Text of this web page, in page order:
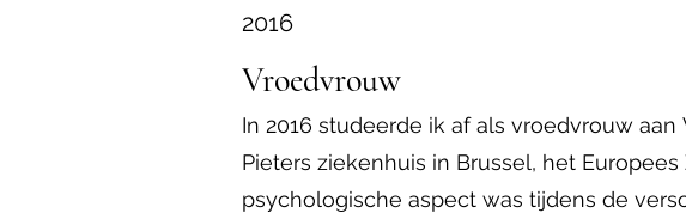
2016
Vroedvrouw
In 2016 studeerde ik af als vroedvrouw
Pieters ziekenhuis in Brussel, het
psychologische aspect was tijdens de